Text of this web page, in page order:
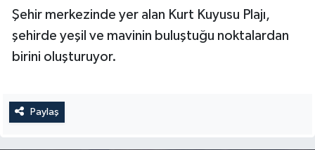
Şehir merkezinde yer alan Kurt Kuyusu Plajı,
şehirde yeşil ve mavinin buluştuğu noktalardan
birini oluşturuyor.
Paylaş